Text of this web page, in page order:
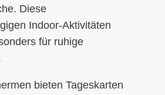
Diese
Indoor-Aktivitäten
für ruhige
bieten Tageskarten